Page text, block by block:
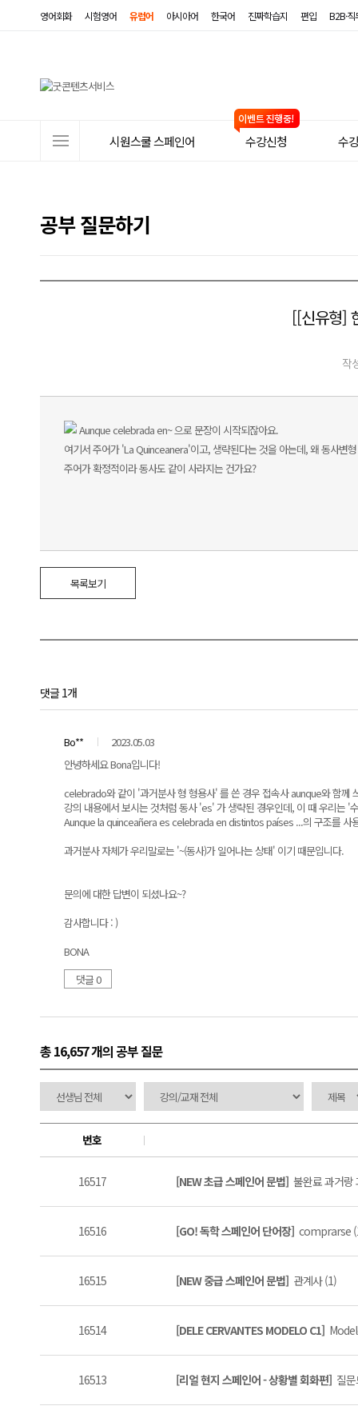
영어회화 시험영어 유럽어 아시아어 한국어 진짜학습지 편입 B2B·
뉴
시원스쿨 스페인어 수강신청 수
공부 질문하기
[[신유형]
작
Aunque celebrada en~ 으로 문장이 시작되잖아요.
여기서 주어가 'La Quinceanera'이고, 생략된다는 것을 아는데, 왜 동사변
주어가 확정적이라 동사도 같이 사라지는 건가요?
목록보기
댓글 1개
Bo**
2023.05.03
안녕하세요 Bona입니다!
celebrado와 같이 '과거분사 형 형용사' 를 쓴 경우 접속사 aunque와 함께
강의 내용에서 보시는 것처럼 동사 'es' 가 생략된 경우인데, 이 때 우리는 '
Aunque la quinceañera es celebrada en distintos países ...의 구조를 사
과거분사 자체가 우리말로는 '~(동사)가 일어나는 상태' 이기 때문입니다.
문의에 대한 답변이 되셨나요~?
감사합니다 : )
BONA
댓글 0
총 16,657 개의 공부 질문
번호
16517 [NEW 초급 스페인어 문법] 불완료 과거랑
16516 [GO! 독학 스페인어 단어장] comprarse
16515 [NEW 중급 스페인어 문법] 관계사 (1)
16514 [DELE CERVANTES MODELO C1]
16513 [리얼 현지 스페인어 - 상황별 회화편] 질